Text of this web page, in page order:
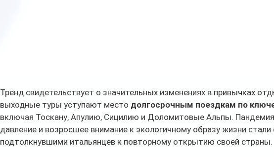
Тренд свидетельствует о значительных изменениях в привычках
выходные туры уступают место долгосрочным поездкам по
включая Тоскану, Апулию, Сицилию и Доломитовые Альпы.
давление и возросшее внимание к экологичному образу жизни
подтолкнувшими итальянцев к повторному открытию своей страны.